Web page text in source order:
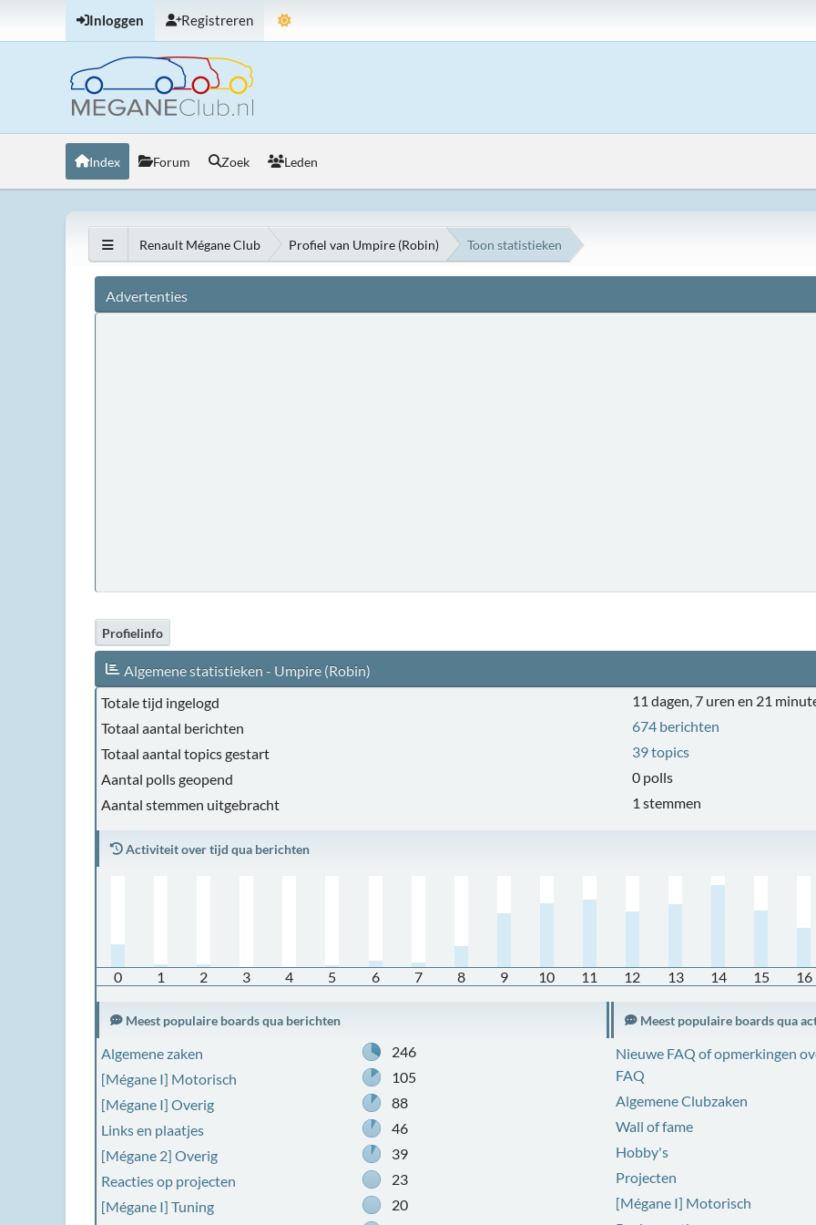
Inloggen Registreren
Index Forum Zoek Leden
Renault Mégane Club Profiel van Umpire (Robin) Toon statistieken
Advertenties
Profielinfo
Algemene statistieken - Umpire (Robin)
Totale tijd ingelogd
11 dagen, 7 uren en 21
Totaal aantal berichten
674 berichten
Totaal aantal topics gestart
39 topics
Aantal polls geopend
0 polls
Aantal stemmen uitgebracht
1 stemmen
Activiteit over tijd qua berichten
0 1 2 3 4 5 6 7 8 9 10 11 12 13 14 15 16
Meest populaire boards qua berichten
Algemene zaken
246
[Mégane I] Motorisch
105
[Mégane I] Overig
88
Links en plaatjes
46
[Mégane 2] Overig
39
Reacties op projecten
23
[Mégane I] Tuning
20
Meest populaire boards qua
Nieuwe FAQ of opmerkingen
FAQ
Algemene Clubzaken
Wall of fame
Hobby's
Projecten
[Mégane I] Motorisch